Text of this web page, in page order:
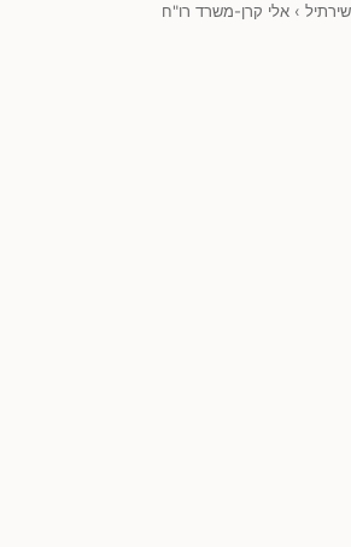
שירתיל › אלי קרן-משרד רו"ח